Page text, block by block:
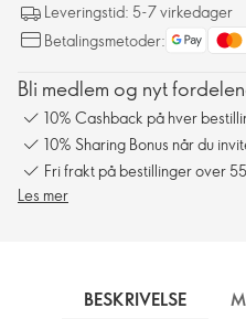
Leveringstid: 5-7 virkedager
Betalingsmetoder:
Bli medlem og nyt
10% Cashback på hver
10% Sharing Bonus når du
Fri frakt på bestillinger over
Les mer
BESKRIVELSE